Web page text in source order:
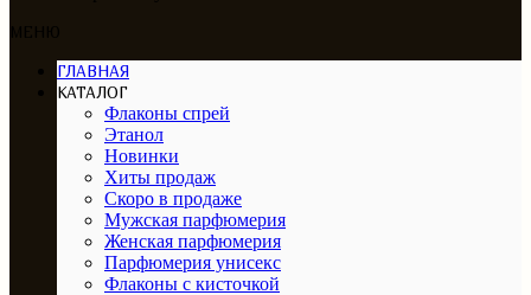
ГЛАВНАЯ
КАТАЛОГ
Флаконы спрей
Этанол
Новинки
Хиты продаж
Скоро в продаже
Мужская парфюмерия
Женская парфюмерия
Парфюмерия унисекс
Флаконы с кисточкой